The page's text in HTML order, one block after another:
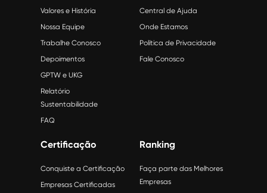
Valores e História
Nossa Equipe
Trabalhe Conosco
Depoimentos
GPTW e UKG
Relatório
Sustentabilidade
FAQ
Central de Ajuda
Onde Estamos
Política de Privacidade
Fale Conosco
Certificação
Conquiste a Certificação
Empresas Certificadas
Ranking
Faça parte das Melhores
Empresas